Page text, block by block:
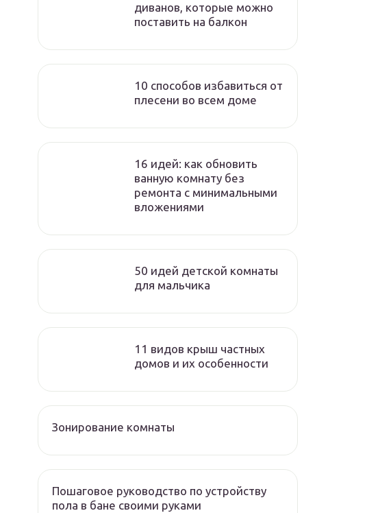
диванов, которые можно
поставить на балкон
10 способов избавиться от
плесени во всем доме
16 идей: как обновить
ванную комнату без
ремонта с минимальными
вложениями
50 идей детской комнаты
для мальчика
11 видов крыш частных
домов и их особенности
Зонирование комнаты
Пошаговое руководство по устройству
пола в бане своими руками